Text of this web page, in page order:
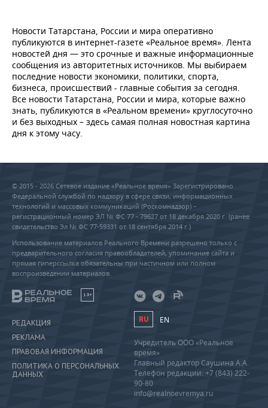
Новости Татарстана, России и мира оперативно
публикуются в интернет-газете «Реальное время». Лента
новостей дня — это срочные и важные информационные
сообщения из авторитетных источников. Мы выбираем
последние новости экономики, политики, спорта,
бизнеса, происшествий - главные события за сегодня.
Все новости Татарстана, России и мира, которые важно
знать, публикуются в «Реальном времени» круглосуточно
и без выходных – здесь самая полная новостная картина
дня к этому часу.
© 2015 - 2026 Сетевое издание «Реальное время» Зарегистрировано
Федеральной службой по надзору в сфере связи, информационных
технологий и массовых коммуникаций (Роскомнадзор) –
регистрационный номер ЭЛ № ФС 77 - 79627 от 18 декабря 2020 г. (ранее
свидетельство Эл № ФС 77-59331 от 18 сентября 2014 г.)
Использование материалов Реального Времени разрешено только с
предварительного согласия правообладателей, упоминание сайта и
прямая гиперссылка обязательны при частичном или полном
воспроизведении материалов.
18+
РЕДАКЦИЯ
РЕКЛАМА
ПРАВОВАЯ ИНФОРМАЦИЯ
ПОЛИТИКА О ПЕРСОНАЛЬНЫХ
ДАННЫХ
RU EN
Учредитель ООО «Реальное
время»
Главный редактор Саушина А.А.
Телефон редакции: +7 (843) 222-
90-80
info@realnoevremya.ru